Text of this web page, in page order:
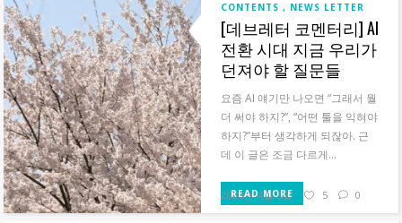
CONTENTS NEWS LETTER
[데브레터 코멘터리] AI
전환 시대 지금 우리가
던져야 할 질문들
요즘 AI 얘기만 나오면 “그래서 뭘
더 써야 하지?”, “어떤 툴을 익혀야
하지?”부터 생각하게 되잖아. 근
데 이 글은 조금 다르게...
READ MORE
2026년 4월 6일 5 0